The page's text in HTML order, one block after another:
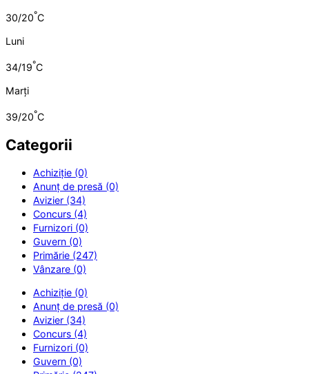
30/20°C
Luni
34/19°C
Marți
39/20°C
Categorii
Achiziție (0)
Anunț de presă (0)
Avizier (34)
Concurs (4)
Furnizori (0)
Guvern (0)
Primărie (247)
Vânzare (0)
Achiziție (0)
Anunț de presă (0)
Avizier (34)
Concurs (4)
Furnizori (0)
Guvern (0)